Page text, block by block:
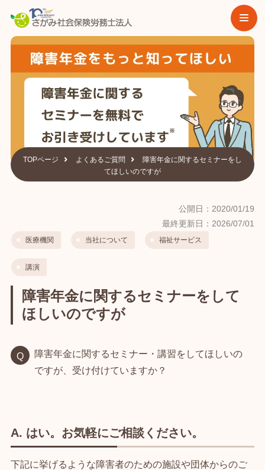
TOPページ よくあるご質問
障害年金に関するセミナーをし
てほしいのですが
公開日：2020/01/19
最終更新日：2026/07/01
医療機関 当社について 福祉サービス
講演
障害年金に関するセミナーをして
ほしいのですが
障害年金に関するセミナー・講習をしてほしいの
ですが、受け付けていますか？
A. はい。お気軽にご相談ください。
下記に挙げるような障害者のための施設や団体からのご